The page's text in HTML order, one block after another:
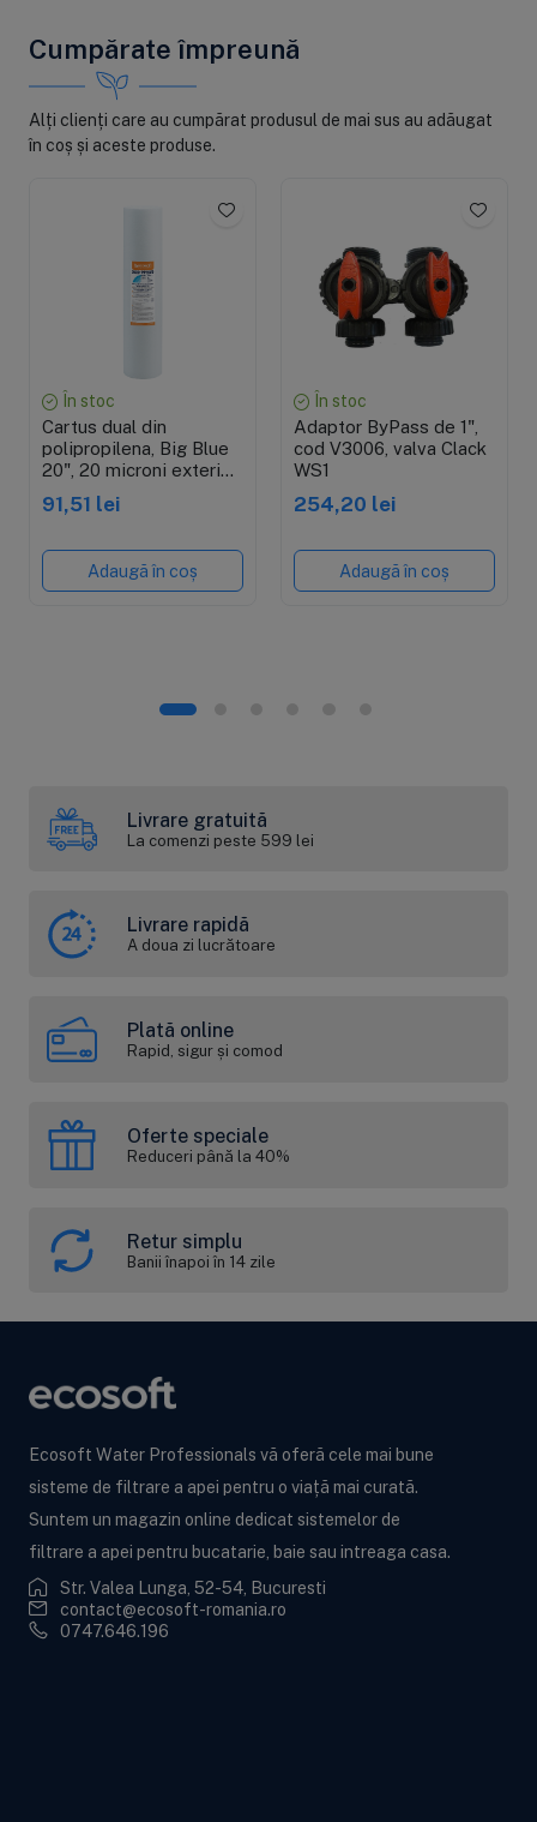
Cumpărate împreună
Alți clienți care au cumpărat produsul de mai sus au adăugat
în coș și aceste produse.
În stoc
Cartus dual din
polipropilena, Big Blue
20", 20 microni exterior
pentru sedimente,
91,51 lei
Adaugă în coș
În stoc
Adaptor ByPass de 1",
cod V3006, valva Clack
WS1
254,20 lei
Adaugă în coș
Livrare gratuită
La comenzi peste 599 lei
Livrare rapidă
A doua zi lucrătoare
Plată online
Rapid, sigur și comod
Oferte speciale
Reduceri până la 40%
Retur simplu
Banii înapoi în 14 zile
Ecosoft Water Professionals vă oferă cele mai bune
sisteme de filtrare a apei pentru o viață mai curată.
Suntem un magazin online dedicat sistemelor de
filtrare a apei pentru bucatarie, baie sau intreaga casa.
Str. Valea Lunga, 52-54, Bucuresti
contact@ecosoft-romania.ro
0747.646.196